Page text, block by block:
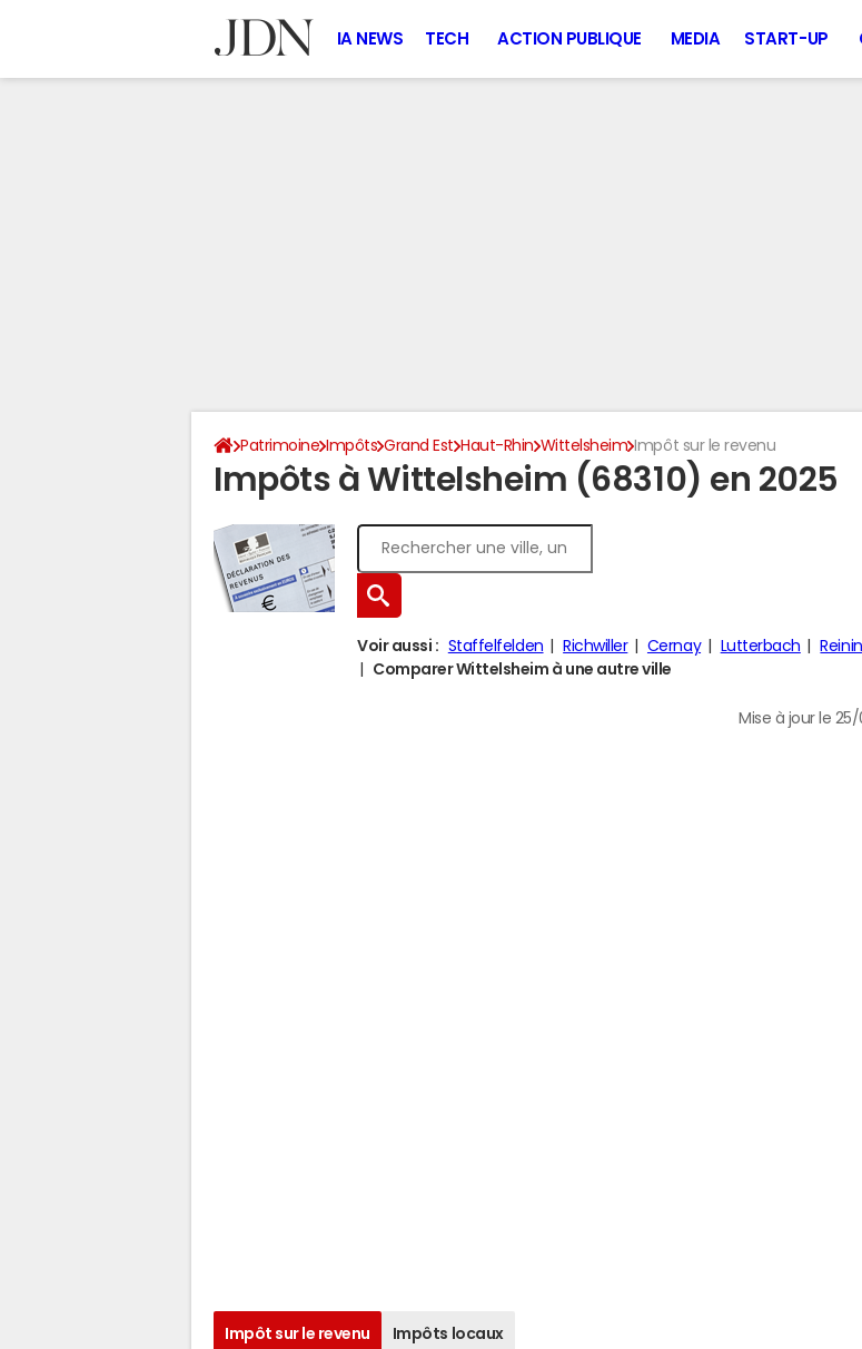
IA NEWS TECH ACTION PUBLIQUE MEDIA START-UP
Patrimoine Impôts Grand Est Haut-Rhin Wittelsheim Impôt sur le revenu
Impôts à Wittelsheim (68310) en 2025
Voir aussi : Staffelfelden Richwiller Cernay Lutterbach
Comparer Wittelsheim à une autre ville
Mise à jour le
Impôt sur le revenu Impôts locaux